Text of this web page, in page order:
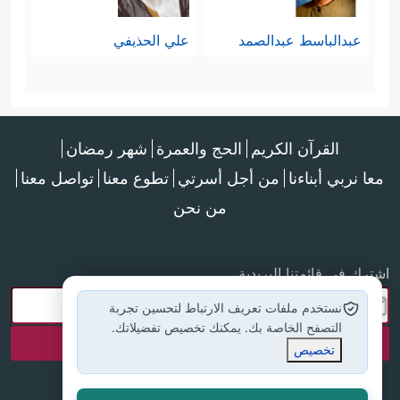
ٱلۡحِسَابِ﴾
إنّها مسؤوليَّة الحاكم فيما استرعاه الله
السلام ، لكن المقصود به توجيهًا وتكليفًا
كلّ من تولَّى مسؤوليَّة عامة، وأعطاه
أعلم.
ثانيًا: بعد قصة داود شرَعَ القرآن بذكر
قصة سليمان
، وهي قصَّة
عبدالباسط عبدالصمد علي الحذيفي
القرآن الكريم الحج والعمرة شهر رمضان
معا نربي أبناءنا من أجل أسرتي تطوع معنا تواصل معنا
من نحن
اشترك في قائمتنا البريدية
نستخدم ملفات تعريف الارتباط لتحسين تجربة
التصفح الخاصة بك. يمكنك تخصيص تفضيلاتك.
تخصيص